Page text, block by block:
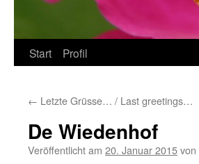
Start Profil
← Letzte Grüsse… / Last greetings…
De Wiedenhof
Veröffentlicht am 20. Januar 2015von